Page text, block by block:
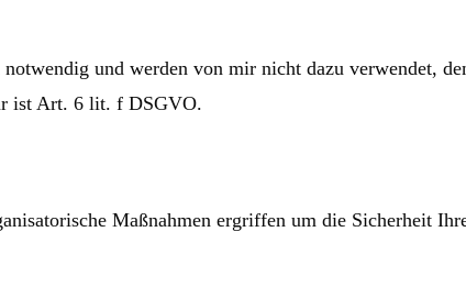
und werden von mir nicht dazu verwendet,
ist Art. 6 lit. f DSGVO.
Maßnahmen ergriffen um die Sicherheit